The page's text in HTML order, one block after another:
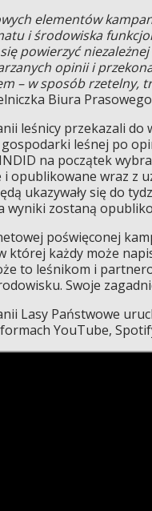
elementów
i środowiska
powierzyć
opinii i
– w sposób rzetelny,
Biura
leśnicy przekazali
leśnej po
na początek
opublikowane wraz z
ukazywały się do
wyniki zostaną
poświęconej
której każdy może
to leśnikom i
Swoje
Lasy Państwowe
YouTube,